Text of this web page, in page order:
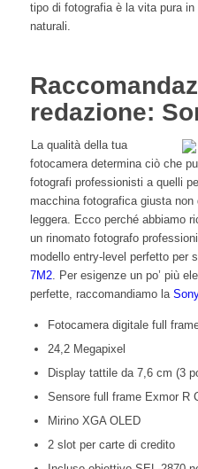
tipo di fotografia è la vita pura
naturali.
redazione:
La qualità della tua
fotocamera determina ciò che
fotografi professionisti a quelli
macchina fotografica giusta
leggera. Ecco perché abbiamo
un rinomato fotografo
modello entry-level perfetto per
7M2. Per esigenze un po’ più
perfette, raccomandiamo la
Fotocamera digitale full
24,2 Megapixel
Display tattile da 7,6 cm (3
Sensore full frame Exmor R
Mirino XGA OLED
2 slot per carte di credito